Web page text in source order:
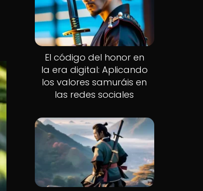
El código del honor en
la era digital: Aplicando
los valores samuráis en
las redes sociales